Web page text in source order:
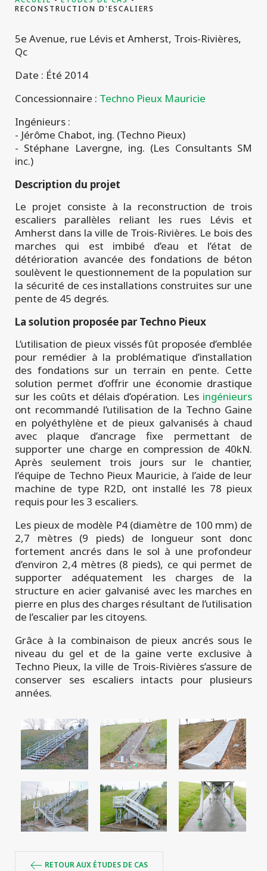
RECONSTRUCTION D'ESCALIERS
5e Avenue, rue Lévis et Amherst, Trois-Rivières,
Qc
Date : Été 2014
Concessionnaire : Techno Pieux Mauricie
Ingénieurs :
- Jérôme Chabot, ing. (Techno Pieux)
- Stéphane Lavergne, ing. (Les Consultants SM
inc.)
Description du projet
Le projet consiste à la reconstruction de trois
escaliers parallèles reliant les rues Lévis et
Amherst dans la ville de Trois-Rivières. Le bois des
marches qui est imbibé d’eau et l’état de
détérioration avancée des fondations de béton
soulèvent le questionnement de la population sur
la sécurité de ces installations construites sur une
pente de 45 degrés.
La solution proposée par Techno Pieux
L’utilisation de pieux vissés fût proposée d’emblée
pour remédier à la problématique d’installation
des fondations sur un terrain en pente. Cette
solution permet d’offrir une économie drastique
sur les coûts et délais d’opération. Les ingénieurs
ont recommandé l’utilisation de la Techno Gaine
en polyéthylène et de pieux galvanisés à chaud
avec plaque d’ancrage fixe permettant de
supporter une charge en compression de 40kN.
Après seulement trois jours sur le chantier,
l’équipe de Techno Pieux Mauricie, à l’aide de leur
machine de type R2D, ont installé les 78 pieux
requis pour les 3 escaliers.
Les pieux de modèle P4 (diamètre de 100 mm) de
2,7 mètres (9 pieds) de longueur sont donc
fortement ancrés dans le sol à une profondeur
d’environ 2,4 mètres (8 pieds), ce qui permet de
supporter adéquatement les charges de la
structure en acier galvanisé avec les marches en
pierre en plus des charges résultant de l’utilisation
de l’escalier par les citoyens.
Grâce à la combinaison de pieux ancrés sous le
niveau du gel et de la gaine verte exclusive à
Techno Pieux, la ville de Trois-Rivières s’assure de
conserver ses escaliers intacts pour plusieurs
années.
RETOUR AUX ÉTUDES DE CAS